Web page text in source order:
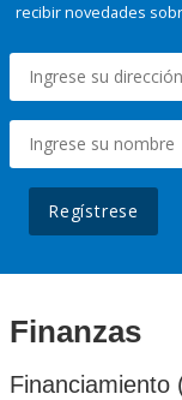
recibir novedades
Regístrese
Finanzas
Financiamiento